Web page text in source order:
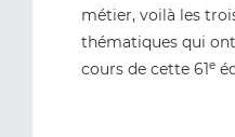
métier, voilà les
thématiques qui
cours de cette 61e